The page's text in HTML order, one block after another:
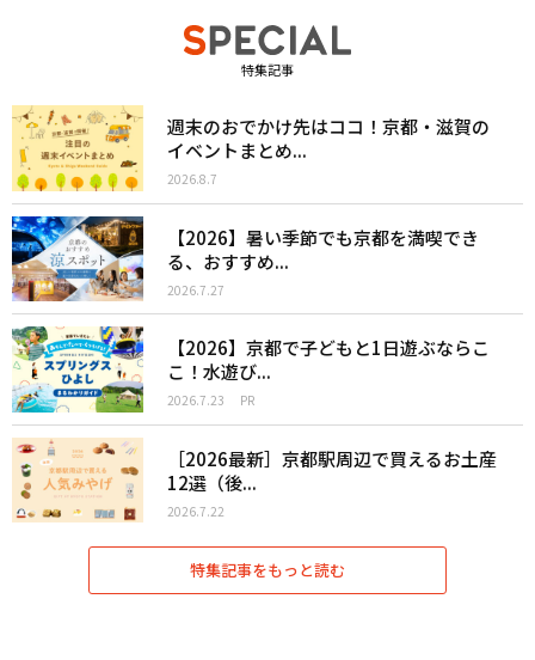
特集記事
週末のおでかけ先はココ！京都・滋賀の
イベントまとめ...
2026.8.7
【2026】暑い季節でも京都を満喫でき
る、おすすめ...
2026.7.27
【2026】京都で子どもと1日遊ぶならこ
こ！水遊び...
2026.7.23 PR
［2026最新］京都駅周辺で買えるお土産
12選（後...
2026.7.22
特集記事をもっと読む